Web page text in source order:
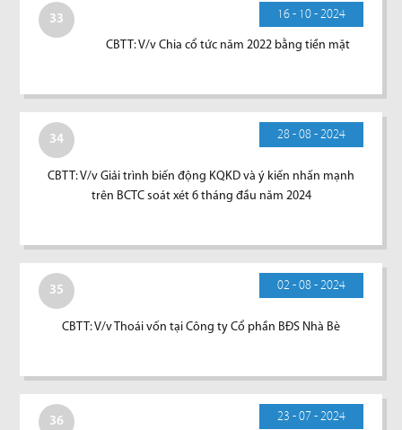
33 16 - 10 - 2024
CBTT: V/v Chia cổ tức năm 2022 bằng tiền mặt
34 28 - 08 - 2024
CBTT: V/v Giải trình biến động KQKD và ý kiến nhấn mạnh
trên BCTC soát xét 6 tháng đầu năm 2024
35 02 - 08 - 2024
CBTT: V/v Thoái vốn tại Công ty Cổ phần BĐS Nhà Bè
36 23 - 07 - 2024